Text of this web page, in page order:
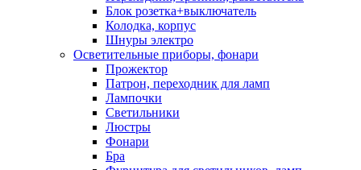
Блок розетка+выключатель
Колодка, корпус
Шнуры электро
Осветительные приборы, фонари
Прожектор
Патрон, переходник для ламп
Лампочки
Светильники
Люстры
Фонари
Бра